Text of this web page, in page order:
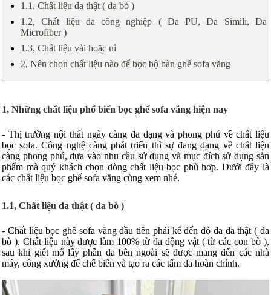
1.1, Chất liệu da thật ( da bò )
1.2, Chất liệu da công nghiệp ( Da PU, Da Simili, Da
Microfiber )
1.3, Chất liệu vải hoặc nỉ
2, Nên chọn chất liệu nào để bọc bộ bàn ghế sofa văng
1, Những chất liệu phổ biến bọc ghế sofa văng hiện nay
- Thị trường nội thất ngày càng đa dạng và phong phú về chất liệu
bọc sofa. Công nghệ càng phát triển thì sự đang dạng về chất liệu
càng phong phú, dựa vào nhu cầu sử dụng và mục đích sử dụng sản
phẩm mà quý khách chọn dòng chất liệu bọc phù hơp. Dưới đây là
các chất liệu bọc ghế sofa văng cùng xem nhé.
1.1, Chất liệu da thật ( da bò )
- Chất liệu bọc ghế sofa văng đầu tiên phải kể đến đó da da thật ( da
bò ). Chất liệu này được làm 100% từ da động vật ( từ các con bò ),
sau khi giết mổ lấy phần da bên ngoài sẽ được mang đến các nhà
máy, công xưởng để chế biến và tạo ra các tấm da hoàn chỉnh.